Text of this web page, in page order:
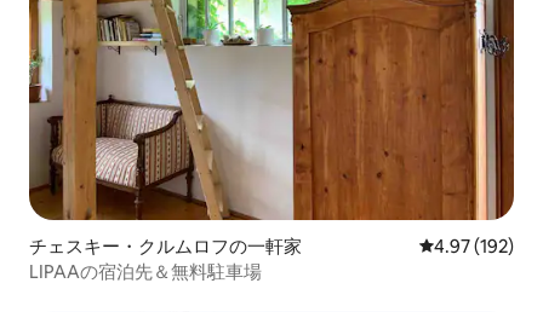
チェスキー・クルムロフの一軒家 レビュー192
4.97 (192)
LIPAAの宿泊先＆無料駐車場